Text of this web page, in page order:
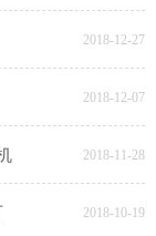
2018-12-27
2018-12-07
2018-11-28
2018-10-19